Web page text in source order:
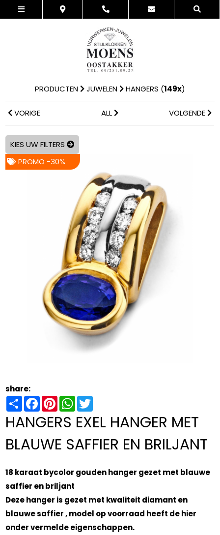
PRODUCTEN JUWELEN HANGERS (149x)
VORIGE ALL VOLGENDE
KIES UW FILTERS
PROMO -30%
share:
ShareFacebookPinterestWhatsApp
HANGERS EXEL HANGER MET
BLAUWE SAFFIER EN BRILJANT
18 karaat bycolor gouden hanger gezet met blauwe
saffier en briljant
Deze hanger is gezet met kwaliteit diamant en
blauwe saffier , model op voorraad heeft de hier
onder vermelde eigenschappen.